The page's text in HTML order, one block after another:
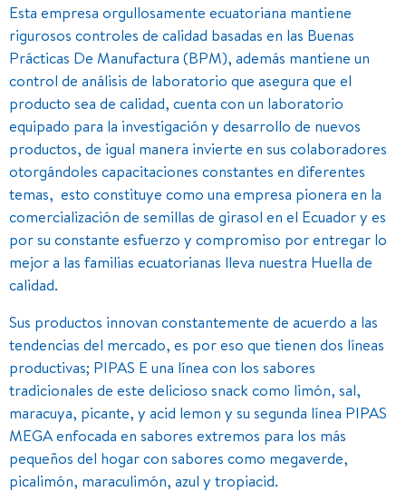
Esta empresa orgullosamente ecuatoriana mantiene
rigurosos controles de calidad basadas en las Buenas
Prácticas De Manufactura (BPM), además mantiene un
control de análisis de laboratorio que asegura que el
producto sea de calidad, cuenta con un laboratorio
equipado para la investigación y desarrollo de nuevos
productos, de igual manera invierte en sus colaboradores
otorgándoles capacitaciones constantes en diferentes
temas, esto constituye como una empresa pionera en la
comercialización de semillas de girasol en el Ecuador y es
por su constante esfuerzo y compromiso por entregar lo
mejor a las familias ecuatorianas lleva nuestra Huella de
calidad.
Sus productos innovan constantemente de acuerdo a las
tendencias del mercado, es por eso que tienen dos líneas
productivas; PIPAS E una línea con los sabores
tradicionales de este delicioso snack como limón, sal,
maracuya, picante, y acid lemon y su segunda línea PIPAS
MEGA enfocada en sabores extremos para los más
pequeños del hogar con sabores como megaverde,
picalimón, maraculimón, azul y tropiacid.